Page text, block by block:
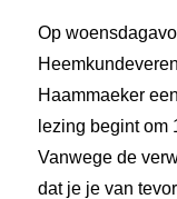
Op
Haammaeker
lezing begint om
Vanwege de
dat je je van